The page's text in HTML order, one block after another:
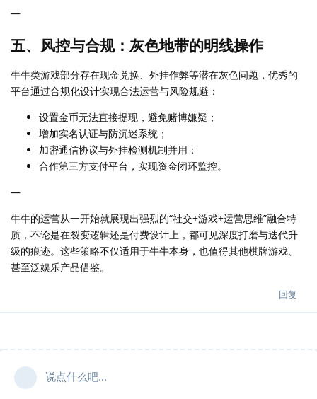
—
五、风控与合规：灰色地带的明线操作
牛牛类游戏部分存在现金兑换、外挂作弊等潜在灰色问题，优秀的
平台通过合规化设计实现合法运营与风险规避：
设置金币无法直接提现，避免赌博嫌疑；
增加实名认证与防沉迷系统；
加密通信协议与外挂检测机制并用；
合作第三方支付平台，实现资金闭环监控。
—
牛牛的运营从一开始就展现出强烈的“社交+游戏+运营思维”融合特
质，不论是在裂变逻辑还是付费设计上，都可见深度打磨与迭代升
级的痕迹。这些策略不仅适用于牛牛本身，也值得其他棋牌游戏、
甚至泛娱乐产品借鉴。
回复
说点什么吧...